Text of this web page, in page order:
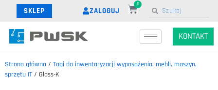
SKLEP ZALOGUJ
0
KONTAKT
Strona główna / Tagi do inwentaryzacji wyposażenia, mebli, maszyn,
sprzętu IT / Glass-K